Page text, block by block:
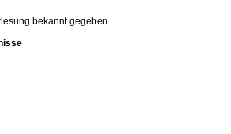
bekannt gegeben.